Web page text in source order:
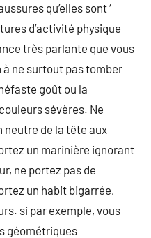
qu’elles sont ‘
d’activité physique
très parlante que vous
ne surtout pas tomber
goût ou la
sévères. Ne
neutre de la tête aux
un marinière ignorant
ne portez pas de
un habit bigarrée,
si par exemple, vous
géométriques